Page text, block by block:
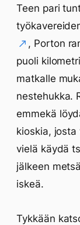
Teen pari
, Porton
puoli
matkalle
nestehukka.
emmekä
kioskia,
vielä käydä
jälkeen
iskeä.
Tykkään